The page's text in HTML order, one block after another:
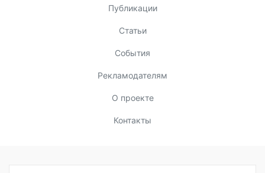
Публикации
Статьи
События
Рекламодателям
О проекте
Контакты